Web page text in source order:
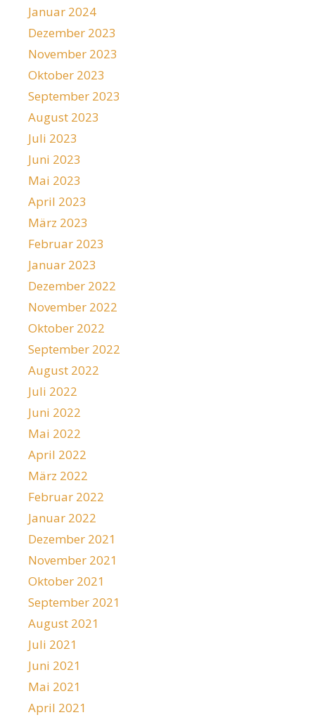
Januar 2024
Dezember 2023
November 2023
Oktober 2023
September 2023
August 2023
Juli 2023
Juni 2023
Mai 2023
April 2023
März 2023
Februar 2023
Januar 2023
Dezember 2022
November 2022
Oktober 2022
September 2022
August 2022
Juli 2022
Juni 2022
Mai 2022
April 2022
März 2022
Februar 2022
Januar 2022
Dezember 2021
November 2021
Oktober 2021
September 2021
August 2021
Juli 2021
Juni 2021
Mai 2021
April 2021